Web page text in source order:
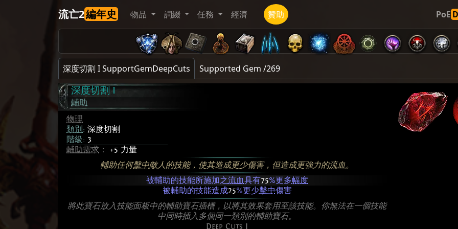
流亡2編年史 物品 詞綴 任務 經濟 贊助 PoE
深度切割 I SupportGemDeepCuts
Supported Gem /269
深度切割 I
輔助
物理
類別 : 深度切割
階級: 3
輔助需求 ： +5 力量
輔助任何擊中敵人的技能，使其造成更少傷害，但造成更強力的流血。
被輔助的技能所施加之流血具有75%更多幅度
被輔助的技能造成25%更少擊中傷害
將此寶石放入技能面板中的輔助寶石插槽，以將其效果套用至該技能。你無法在一個技能
中同時插入多個同一類別的輔助寶石。
Deep Cuts I